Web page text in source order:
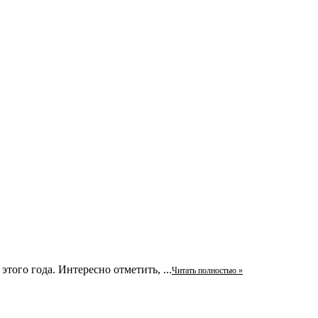
года. Интересно отметить, ...Читать полностью »